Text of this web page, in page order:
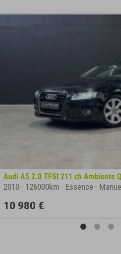
Audi A5 2.0 TFSI 211 ch Ambiente
2010 - 126000km - Essence -
10 980 €